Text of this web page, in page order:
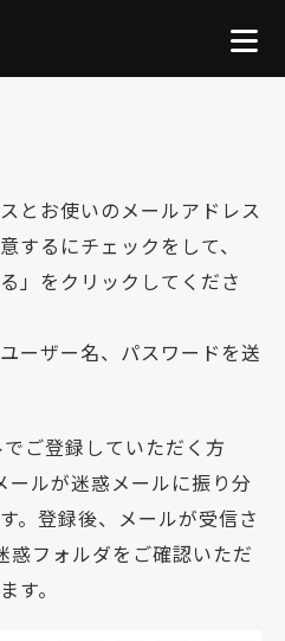
とお使いのメールアドレス
するにチェックをして、
」をクリックしてくださ
ーザー名、パスワードを送
ご登録していただく方
ールが迷惑メールに振り分
。登録後、メールが受信さ
惑フォルダをご確認いただ
す。